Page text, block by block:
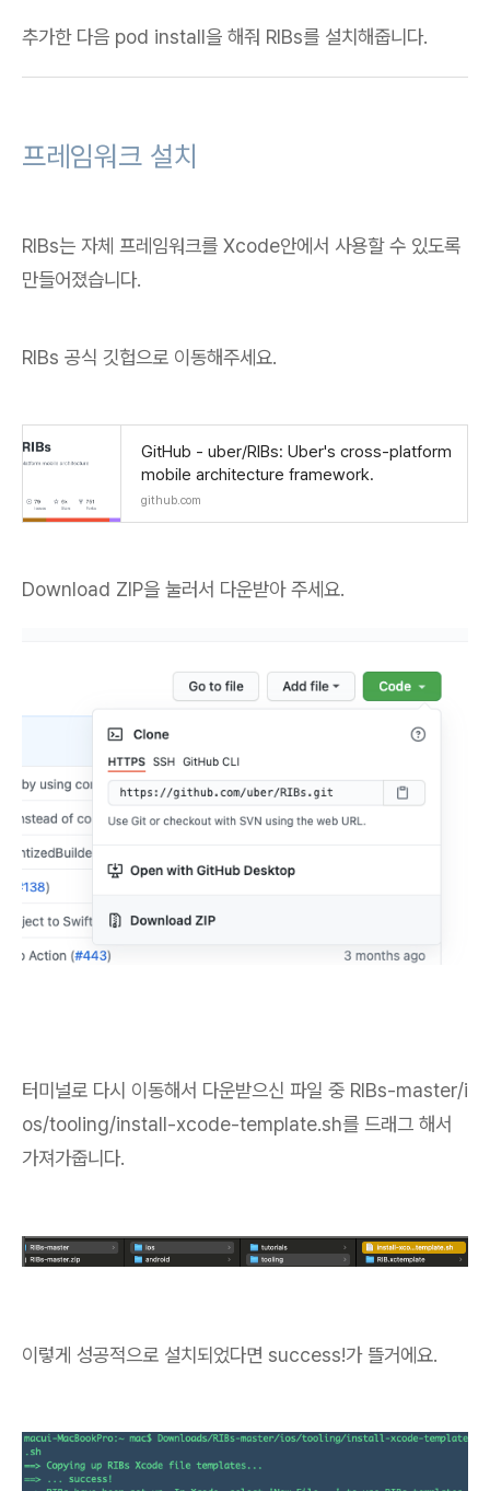
추가한 다음 pod install을 해줘 RIBs를 설치해줍니다.
프레임워크 설치
RIBs는 자체 프레임워크를 Xcode안에서 사용할 수 있도록
만들어졌습니다.
RIBs 공식 깃헙으로 이동해주세요.
GitHub - uber/RIBs: Uber's cross-platform
mobile architecture framework.
github.com
Download ZIP을 눌러서 다운받아 주세요.
터미널로 다시 이동해서 다운받으신 파일 중 RIBs-master/i
os/tooling/install-xcode-template.sh를 드래그 해서
가져가줍니다.
이렇게 성공적으로 설치되었다면 success!가 뜰거에요.